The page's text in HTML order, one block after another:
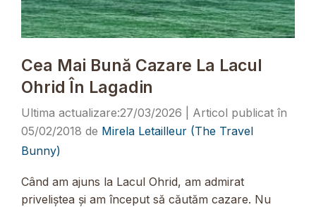
Cea Mai Bună Cazare La Lacul
Ohrid În Lagadin
27/03/2026
05/02/2018 de Mirela Letailleur (The Travel
Bunny)
Când am ajuns la Lacul Ohrid, am admirat
priveliștea și am început să căutăm cazare. Nu